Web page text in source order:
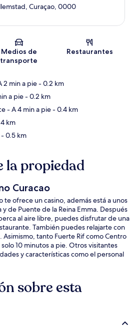
Sección del mapa
Curaçao, 0000
Medios de
transporte
Restaurantes
2 min a pie- 0.2 km
a pie- 0.2 km
- A 4 min a pie- 0.4 km
km
- 0.5 km
la propiedad
Curacao
te ofrece un casino, además está a unos
de Puente de la Reina Emma. Después
al aire libre, puedes disfrutar de una
También puedes relajarte con
tanto Fuerte Rif como Centro
10 minutos a pie. Otros visitantes
y características como el personal
sobre esta